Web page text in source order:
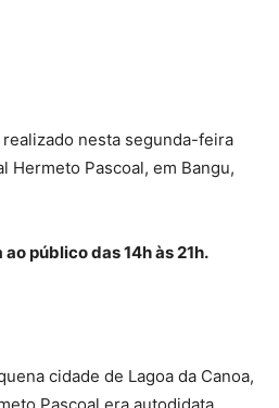
nesta segunda-feira
Hermeto Pascoal, em Bangu,
público das 14h às 21h.
cidade de Lagoa da Canoa,